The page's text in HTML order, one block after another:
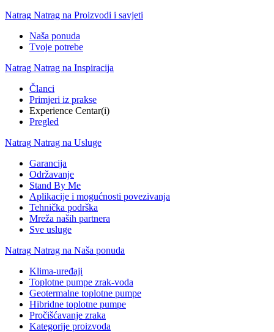
Natrag Natrag na Proizvodi i savjeti
Naša ponuda
Tvoje potrebe
Natrag Natrag na Inspiracija
Članci
Primjeri iz prakse
Experience Centar(i)
Pregled
Natrag Natrag na Usluge
Garancija
Održavanje
Stand By Me
Aplikacije i mogućnosti povezivanja
Tehnička podrška
Mreža naših partnera
Sve usluge
Natrag Natrag na Naša ponuda
Klima-uređaji
Toplotne pumpe zrak-voda
Geotermalne toplotne pumpe
Hibridne toplotne pumpe
Pročišćavanje zraka
Kategorije proizvoda